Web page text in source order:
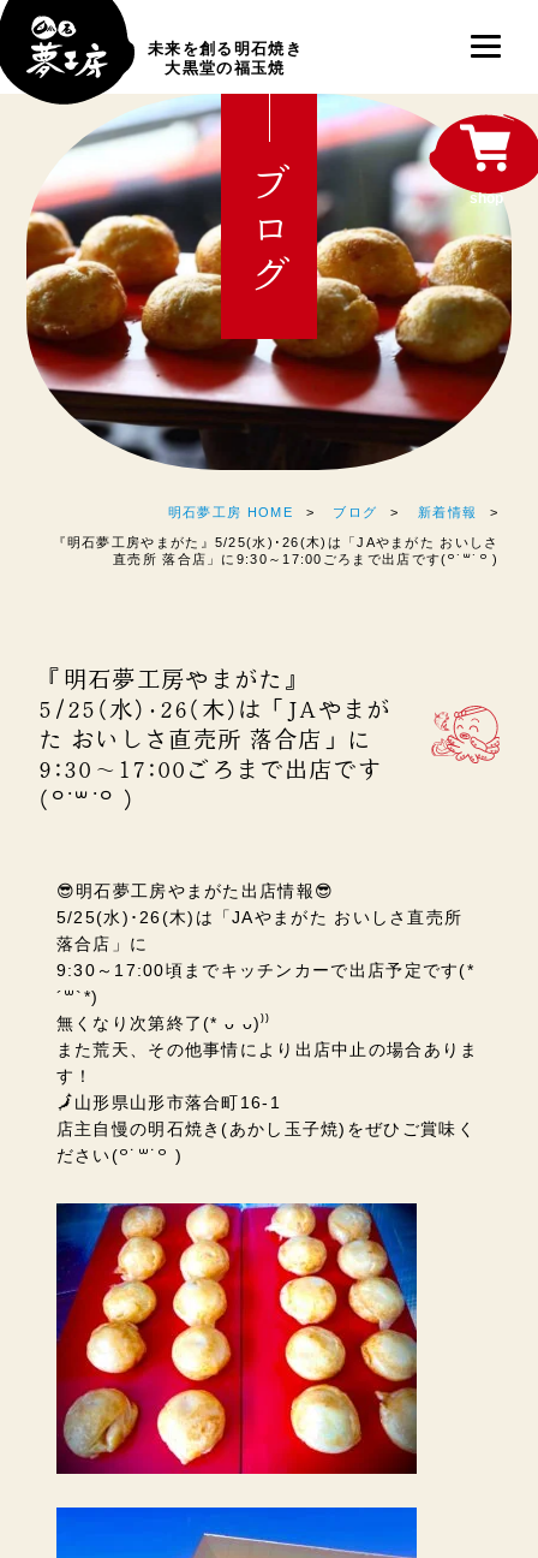
未来を創る明石焼き
大黒堂の福玉焼
ブログ
明石夢工房 HOME ブログ 新着情報
『明石夢工房やまがた』5/25(水)･26(木)は「JAやまがた おいしさ
直売所 落合店」に9:30～17:00ごろまで出店です(꒪˙꒳˙꒪ )
『明石夢工房やまがた』
5/25(水)･26(木)は「JAやまが
た おいしさ直売所 落合店」に
9:30～17:00ごろまで出店です
(꒪˙꒳˙꒪ )
😎明石夢工房やまがた出店情報😎
5/25(水)･26(木)は「JAやまがた おいしさ直売所
落合店」に
9:30～17:00頃までキッチンカーで出店予定です(*
´꒳`*)
無くなり次第終了(* ᴗ ᴗ)⁾⁾
また荒天、その他事情により出店中止の場合ありま
す！
🗾山形県山形市落合町16-1
店主自慢の明石焼き(あかし玉子焼)をぜひご賞味く
ださい(꒪˙꒳˙꒪ )
shop